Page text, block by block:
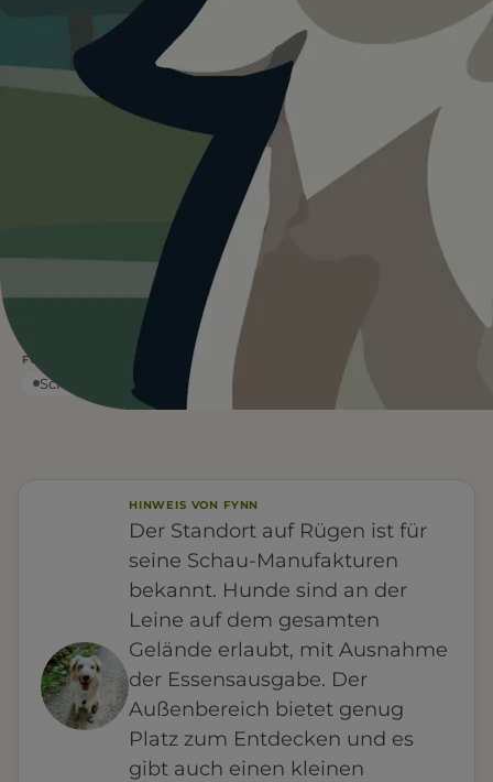
Heute ist ein guter Tagfür Karls
Erlebnis-Dorf - Zirkow mit und.
21°C und bedeckt. Kein Regen und kein direktes
Sonnenlicht. Für Hunde oft die angenehmsten
Bedingungen. Wasser ist vor Ort.
OpenWeatherMap
21
FÜR EUCH RELEVANT Leinenpflicht
Wasser vor Ort
Schatten
Eintritt frei
HINWEIS VON FYNN
Der Standort auf Rügen ist für
seine Schau-Manufakturen
bekannt. Hunde sind an der
Leine auf dem gesamten
Gelände erlaubt, mit Ausnahme
der Essensausgabe. Der
Außenbereich bietet genug
Platz zum Entdecken und es
gibt auch einen kleinen